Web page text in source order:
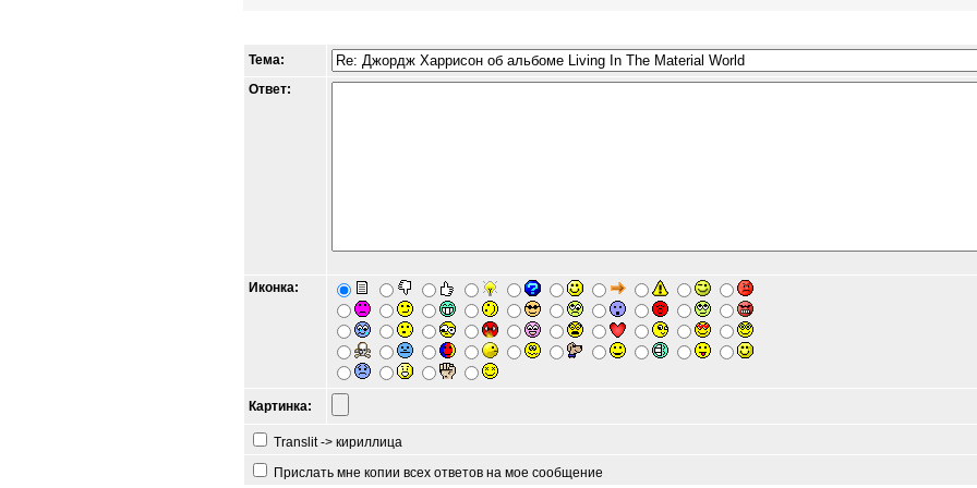
Тема:
Ответ:
Иконка:
Картинка:
Translit -> кириллица
Прислать мне копии всех ответов на мое сообщение